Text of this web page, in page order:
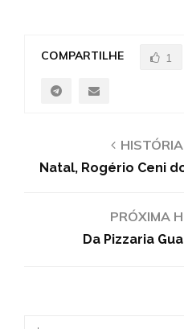
COMPARTILHE 1
Natal, Rogério Ceni
PRÓXIMA
Da Pizzaria